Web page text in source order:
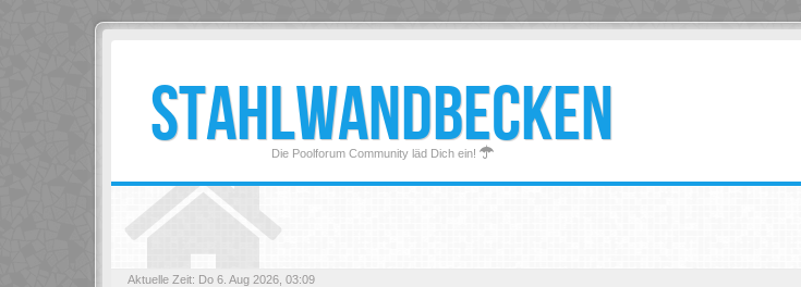
STAHLWANDBECKEN
Die Poolforum Community läd Dich ein!
Aktuelle Zeit: Do 6. Aug 2026, 03:09